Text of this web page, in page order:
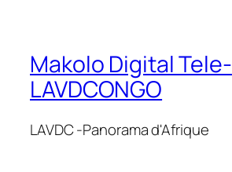
Makolo Digital Tele-
LAVDCONGO
LAVDC -Panorama d'Afrique